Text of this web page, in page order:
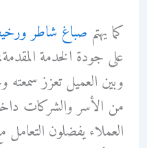
كما يهتم صباغ شاطر
على جودة الخدمة المقدمة،
وبين العميل تعزز سمعته
من الأسر والشركات
العملاء يفضلون